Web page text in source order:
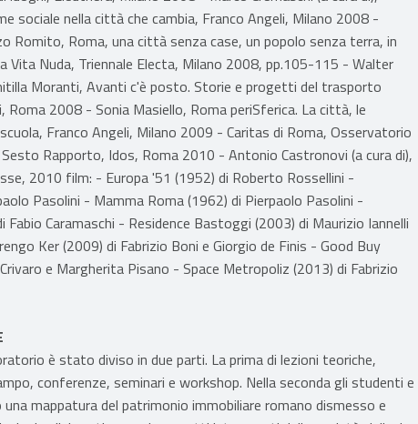
sociale nella città che cambia, Franco Angeli, Milano 2008 -
Romito, Roma, una città senza case, un popolo senza terra, in
Vita Nuda, Triennale Electa, Milano 2008, pp.105-115 - Walter
Moranti, Avanti c'è posto. Storie e progetti del trasporto
Roma 2008 - Sonia Masiello, Roma periSferica. La città, le
Franco Angeli, Milano 2009 - Caritas di Roma, Osservatorio
Rapporto, Idos, Roma 2010 - Antonio Castronovi (a cura di),
2010 film: - Europa '51 (1952) di Roberto Rossellini -
Pasolini - Mamma Roma (1962) di Pierpaolo Pasolini -
Fabio Caramaschi - Residence Bastoggi (2003) di Maurizio Iannelli
Ker (2009) di Fabrizio Boni e Giorgio de Finis - Good Buy
e Margherita Pisano - Space Metropoliz (2013) di Fabrizio
è stato diviso in due parti. La prima di lezioni teoriche,
conferenze, seminari e workshop. Nella seconda gli studenti e
mappatura del patrimonio immobiliare romano dismesso e